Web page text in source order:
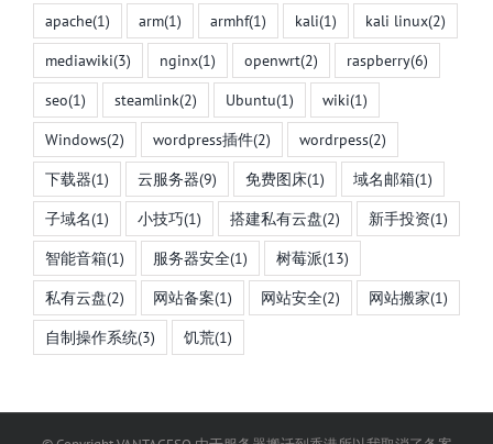
apache(1) arm(1) armhf(1) kali(1) kali linux(2)
mediawiki(3) nginx(1) openwrt(2) raspberry(6)
seo(1) steamlink(2) Ubuntu(1) wiki(1)
Windows(2) wordpress插件(2) wordrpess(2)
下载器(1) 云服务器(9) 免费图床(1) 域名邮箱(1)
子域名(1) 小技巧(1) 搭建私有云盘(2) 新手投资(1)
智能音箱(1) 服务器安全(1) 树莓派(13)
私有云盘(2) 网站备案(1) 网站安全(2) 网站搬家(1)
自制操作系统(3) 饥荒(1)